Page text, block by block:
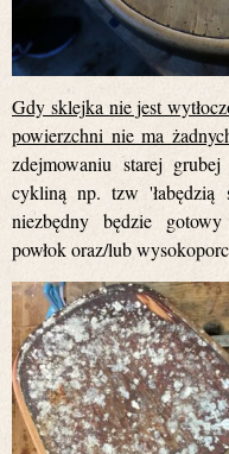
Gdy sklejka nie jest
powierzchni nie ma
zdejmowaniu starej
cykliną np. tzw 'łabędzią
niezbędny będzie
powłok oraz/lub